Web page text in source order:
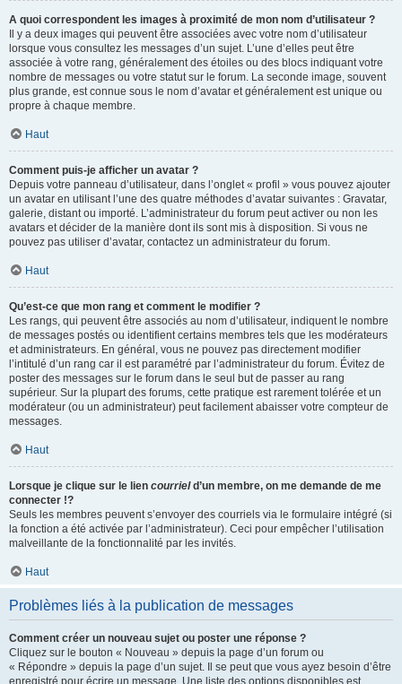
A quoi correspondent les images à proximité de mon nom d’utilisateur ?
Il y a deux images qui peuvent être associées avec votre nom d’utilisateur
lorsque vous consultez les messages d’un sujet. L’une d’elles peut être
associée à votre rang, généralement des étoiles ou des blocs indiquant votre
nombre de messages ou votre statut sur le forum. La seconde image, souvent
plus grande, est connue sous le nom d’avatar et généralement est unique ou
propre à chaque membre.
Haut
Comment puis-je afficher un avatar ?
Depuis votre panneau d’utilisateur, dans l’onglet « profil » vous pouvez ajouter
un avatar en utilisant l’une des quatre méthodes d’avatar suivantes : Gravatar,
galerie, distant ou importé. L’administrateur du forum peut activer ou non les
avatars et décider de la manière dont ils sont mis à disposition. Si vous ne
pouvez pas utiliser d’avatar, contactez un administrateur du forum.
Haut
Qu’est-ce que mon rang et comment le modifier ?
Les rangs, qui peuvent être associés au nom d’utilisateur, indiquent le nombre
de messages postés ou identifient certains membres tels que les modérateurs
et administrateurs. En général, vous ne pouvez pas directement modifier
l’intitulé d’un rang car il est paramétré par l’administrateur du forum. Évitez de
poster des messages sur le forum dans le seul but de passer au rang
supérieur. Sur la plupart des forums, cette pratique est rarement tolérée et un
modérateur (ou un administrateur) peut facilement abaisser votre compteur de
messages.
Haut
Lorsque je clique sur le lien courrield’un membre, on me demande de me
connecter !?
Seuls les membres peuvent s’envoyer des courriels via le formulaire intégré (si
la fonction a été activée par l’administrateur). Ceci pour empêcher l’utilisation
malveillante de la fonctionnalité par les invités.
Haut
Problèmes liés à la publication de messages
Comment créer un nouveau sujet ou poster une réponse ?
Cliquez sur le bouton « Nouveau » depuis la page d’un forum ou
« Répondre » depuis la page d’un sujet. Il se peut que vous ayez besoin d’être
enregistré pour écrire un message. Une liste des options disponibles est